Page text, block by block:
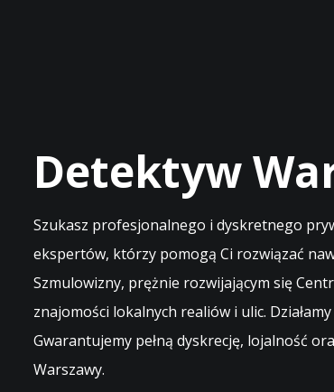
Detektyw
Szukasz profesjonalnego i dyskretnego
ekspertów, którzy pomogą Ci rozwiązać
Szmulowizny, prężnie rozwijającym się
znajomości lokalnych realiów i ulic.
Gwarantujemy pełną dyskrecję, lojalność
Warszawy.